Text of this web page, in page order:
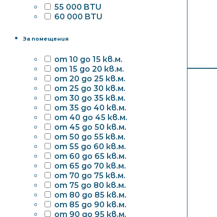
55 000 BTU
60 000 BTU
За помещения
от 10 до 15 кв.м.
от 15 до 20 кв.м.
от 20 до 25 кв.м.
от 25 до 30 кв.м.
от 30 до 35 кв.м.
от 35 до 40 кв.м.
от 40 до 45 кв.м.
от 45 до 50 кв.м.
от 50 до 55 кв.м.
от 55 до 60 кв.м.
от 60 до 65 кв.м.
от 65 до 70 кв.м.
от 70 до 75 кв.м.
от 75 до 80 кв.м.
от 80 до 85 кв.м.
от 85 до 90 кв.м.
от 90 до 95 кв.м.